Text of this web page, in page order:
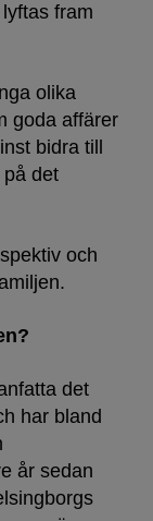
fram
olika
goda affärer
bidra till
det
och
det
har bland
år sedan